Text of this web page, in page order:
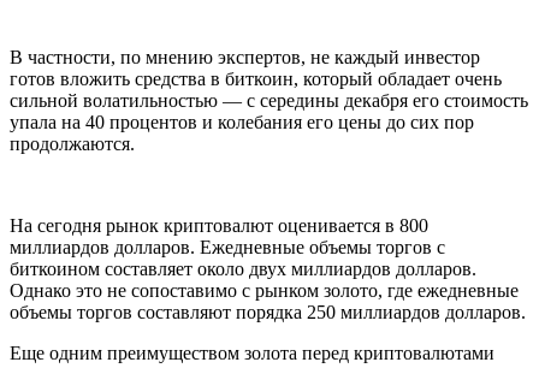
В частности, по мнению экспертов, не каждый инвестор
готов вложить средства в биткоин, который обладает очень
сильной волатильностью — с середины декабря его стоимость
упала на 40 процентов и колебания его цены до сих пор
продолжаются.
На сегодня рынок криптовалют оценивается в 800
миллиардов долларов. Ежедневные объемы торгов с
биткоином составляет около двух миллиардов долларов.
Однако это не сопоставимо с рынком золото, где ежедневные
объемы торгов составляют порядка 250 миллиардов долларов.
Еще одним преимуществом золота перед криптовалютами